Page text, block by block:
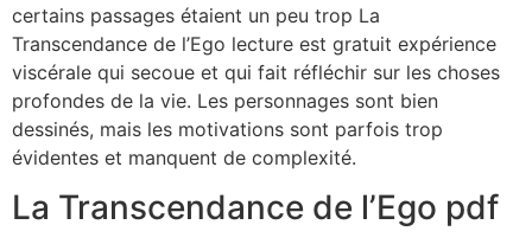
certains passages étaient un peu trop La
Transcendance de l’Ego lecture est gratuit expérience
viscérale qui secoue et qui fait réfléchir sur les choses
profondes de la vie. Les personnages sont bien
dessinés, mais les motivations sont parfois trop
évidentes et manquent de complexité.
La Transcendance de l’Ego pdf